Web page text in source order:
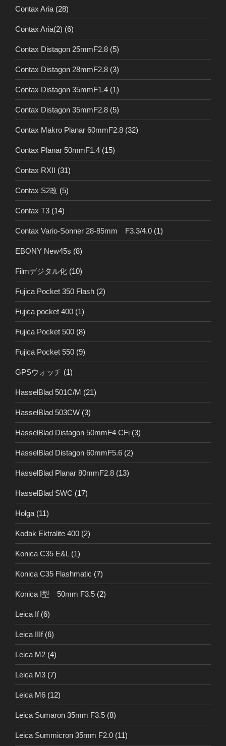
Contax Aria (28)
Contax Aria(2) (6)
Contax Distagon 25mmF2.8 (5)
Contax Distagon 28mmF2.8 (3)
Contax Distagon 35mmF1.4 (1)
Contax Distagon 35mmF2.8 (5)
Contax Makro Planar 60mmF2.8 (32)
Contax Planar 50mmF1.4 (15)
Contax RXII (31)
Contax S2改 (5)
Contax T3 (14)
Contax Vario-Sonner 28-85mm F3.3/4.0 (1)
EBONY New45s (8)
Filmデジタル化 (10)
Fujica Pocket 350 Flash (2)
Fujica pocket 400 (1)
Fujica Pocket 500 (8)
Fujica Pocket 550 (9)
GPSウォッチ (1)
HasselBlad 501C/M (21)
HasselBlad 503CW (3)
HasselBlad Distagon 50mmF4 CFi (3)
HasselBlad Distagon 60mmF5.6 (2)
HasselBlad Planar 80mmF2.8 (13)
HasselBlad SWC (17)
Holga (11)
Kodak Ektralite 400 (2)
Konica C35 E&L (1)
Konica C35 Flashmatic (7)
Konica I型 50mm F3.5 (2)
Leica If(6)
Leica IIIf(6)
Leica M2 (4)
Leica M3 (7)
Leica M6 (12)
Leica Sumaron 35mm F3.5 (8)
Leica Summicron 35mm F2.0 (11)